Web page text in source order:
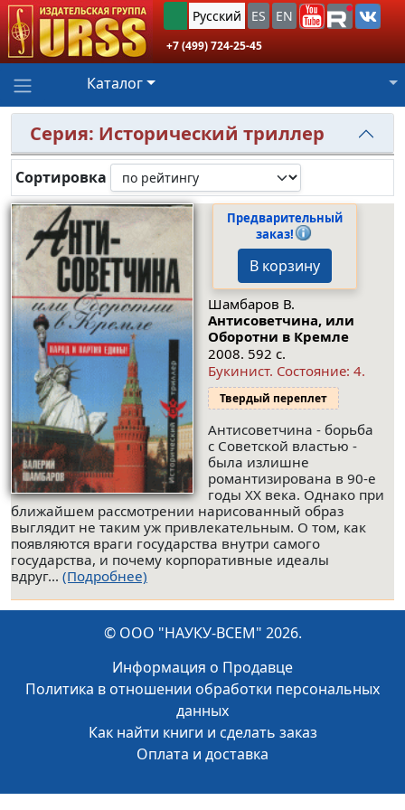
Русский ES EN
+7 (499) 724-25-45
Каталог
Серия: Исторический триллер
Сортировка
Предварительный
заказ!
В корзину
Шамбаров В.
Антисоветчина, или
Оборотни в Кремле
2008. 592 с.
Букинист. Состояние: 4.
Твердый переплет
Антисоветчина - борьба
с Советской властью -
была излишне
романтизирована в 90-е
годы ХХ века. Однако при
ближайшем рассмотрении нарисованный образ
выглядит не таким уж привлекательным. О том, как
появляются враги государства внутри самого
государства, и почему корпоративные идеалы
вдруг... (Подробнее)
© ООО "НАУКУ-ВСЕМ" 2026.
Информация о Продавце
Политика в отношении обработки персональных
данных
Как найти книги и сделать заказ
Оплата и доставка